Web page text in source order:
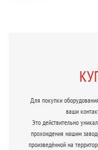
Для покупки
ваши
Это действительно
прохождения нашим
произведённой на